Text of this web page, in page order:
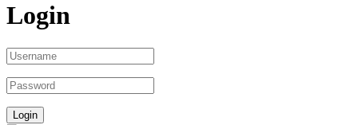
Login